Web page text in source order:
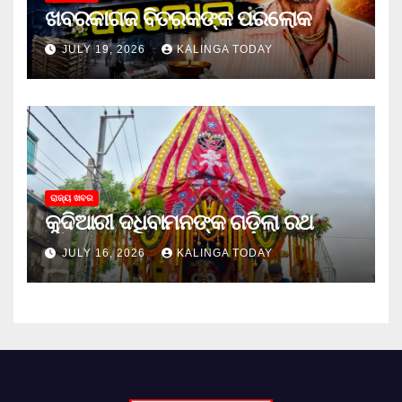
ଖବରକାଗଜ ବିତରକଙ୍କ ପରଲୋକ
JULY 19, 2026 KALINGA TODAY
ରାଜ୍ୟ ଖବର
କୁଦିଆରୀ ଦଧିବାମନଙ୍କ ଗଡ଼ିଲା ରଥ
JULY 16, 2026 KALINGA TODAY